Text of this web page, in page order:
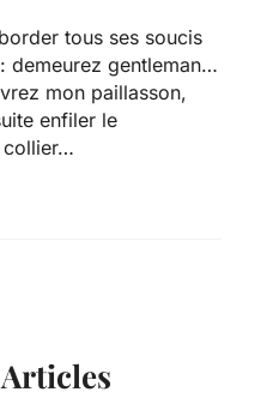
tous ses soucis
demeurez gentleman…
mon paillasson,
enfiler le
collier…